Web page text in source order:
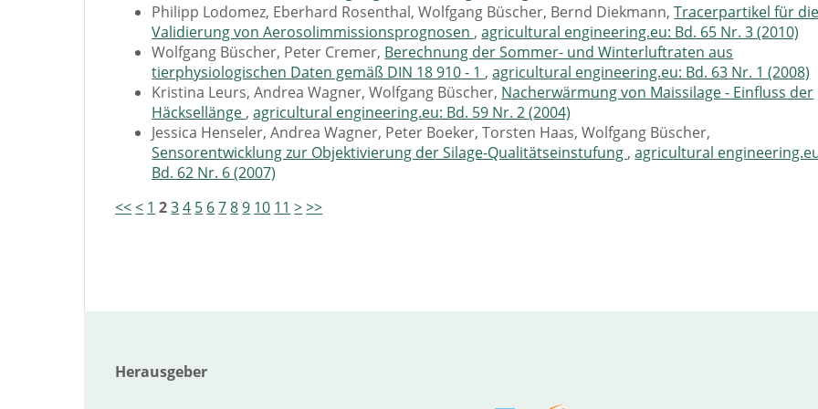
Philipp Lodomez, Eberhard Rosenthal, Wolfgang Büscher, Bernd Diekmann,Tracerpartikel für
Validierung von Aerosolimmissionsprognosen ,agricultural engineering.eu: Bd. 65 Nr. 3 (2010)
Wolfgang Büscher, Peter Cremer, Berechnung der Sommer- und Winterluftraten aus
tierphysiologischen Daten gemäß DIN 18 910 - 1 ,agricultural engineering.eu: Bd. 63 Nr. 1 (2008)
Kristina Leurs, Andrea Wagner, Wolfgang Büscher, Nacherwärmung von Maissilage - Einfluss der
Häcksellänge ,agricultural engineering.eu: Bd. 59 Nr. 2 (2004)
Jessica Henseler, Andrea Wagner, Peter Boeker, Torsten Haas, Wolfgang Büscher,
Sensorentwicklung zur Objektivierung der Silage-Qualitätseinstufung ,agricultural
Bd. 62 Nr. 6 (2007)
<<< 1 234 5 6789 10 11 >>>
Herausgeber